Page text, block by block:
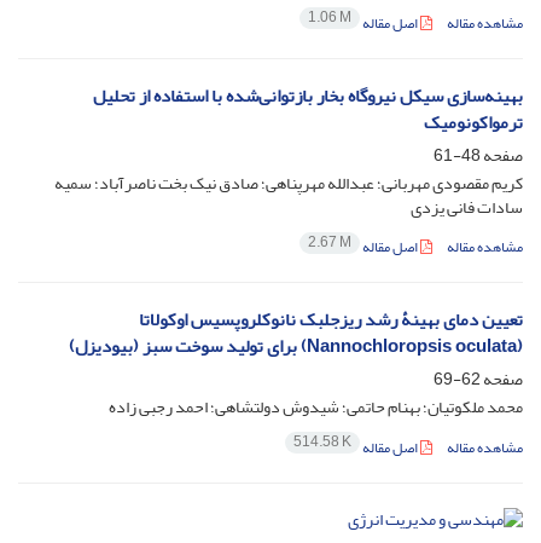
مشاهده مقاله اصل مقاله 1.06 M
بهینه‌سازی سیکل نیروگاه بخار بازتوانی‌شده با استفاده از تحلیل
ترمواکونومیک
صفحه48-61
کریم مقصودی مهربانی؛ عبدالله مهرپناهی؛ صادق نیک بخت ناصرآباد؛ سمیه
سادات فانی یزدی
مشاهده مقاله اصل مقاله 2.67 M
تعیین دمای بهینۀ رشد ریزجلبک نانوکلروپسیس اوکولاتا
(Nannochloropsis oculata) برای تولید سوخت سبز (بیودیزل)
صفحه62-69
محمد ملکوتیان؛ بهنام حاتمی؛ شیدوش دولتشاهی؛ احمد رجبی زاده
مشاهده مقاله اصل مقاله 514.58 K